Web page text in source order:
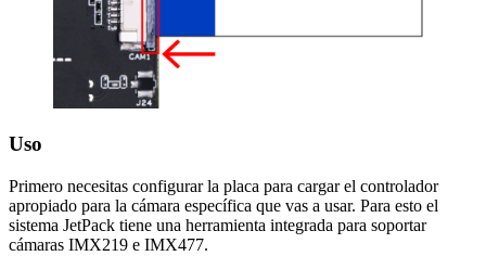
Uso
Primero necesitas configurar la placa para cargar el controlador
apropiado para la cámara específica que vas a usar. Para esto el
sistema JetPack tiene una herramienta integrada para soportar
cámaras IMX219 e IMX477.